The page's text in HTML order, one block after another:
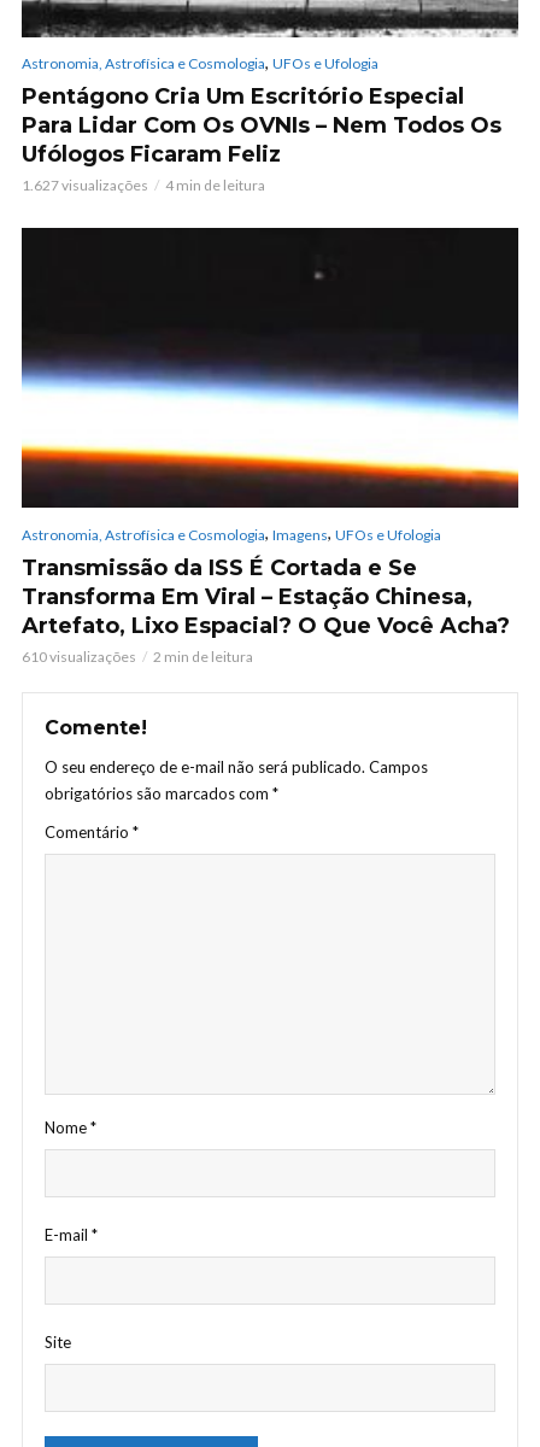
Astronomia, Astrofísica e Cosmologia, UFOs e Ufologia
Pentágono Cria Um Escritório Especial
Para Lidar Com Os OVNIs – Nem Todos Os
Ufólogos Ficaram Feliz
1.627 visualizações 4 min de leitura
Astronomia, Astrofísica e Cosmologia, Imagens, UFOs e Ufologia
Transmissão da ISS É Cortada e Se
Transforma Em Viral – Estação Chinesa,
Artefato, Lixo Espacial? O Que Você Acha?
610 visualizações 2 min de leitura
Comente!
O seu endereço de e-mail não será publicado. Campos
obrigatórios são marcados com *
Comentário *
Nome*
E-mail *
Site